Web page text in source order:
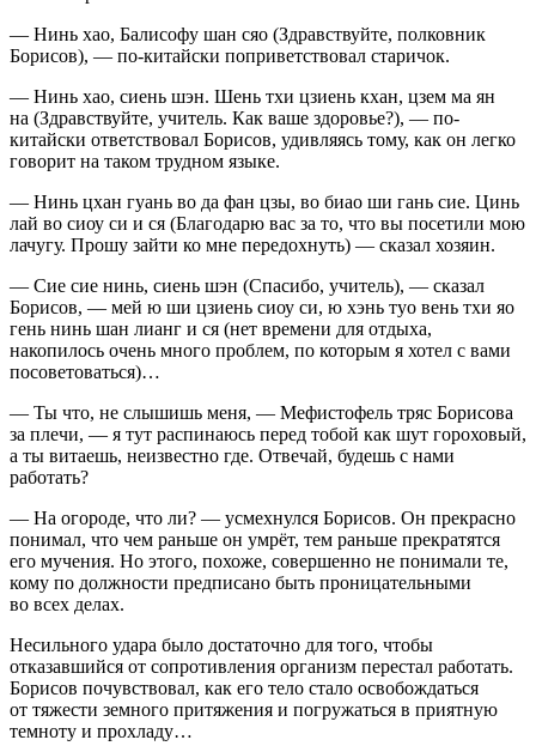
— Нинь хао, Балисофу шан сяо (Здравствуйте, полковник
Борисов), — по-китайски поприветствовал старичок.
— Нинь хао, сиень шэн. Шень тхи цзиень кхан, цзем ма ян
на (Здравствуйте, учитель. Как ваше здоровье?), — по-
китайски ответствовал Борисов, удивляясь тому, как он легко
говорит на таком трудном языке.
— Нинь цхан гуань во да фан цзы, во биао ши гань сие. Цинь
лай во сиоу си и ся (Благодарю вас за то, что вы посетили мою
лачугу. Прошу зайти ко мне передохнуть) — сказал хозяин.
— Сие сие нинь, сиень шэн (Спасибо, учитель), — сказал
Борисов, — мей ю ши цзиень сиоу си, ю хэнь туо вень тхи яо
гень нинь шан лианг и ся (нет времени для отдыха,
накопилось очень много проблем, по которым я хотел с вами
посоветоваться)…
— Ты что, не слышишь меня, — Мефистофель тряс Борисова
за плечи, — я тут распинаюсь перед тобой как шут гороховый,
а ты витаешь, неизвестно где. Отвечай, будешь с нами
работать?
— На огороде, что ли? — усмехнулся Борисов. Он прекрасно
понимал, что чем раньше он умрёт, тем раньше прекратятся
его мучения. Но этого, похоже, совершенно не понимали те,
кому по должности предписано быть проницательными
во всех делах.
Несильного удара было достаточно для того, чтобы
отказавшийся от сопротивления организм перестал работать.
Борисов почувствовал, как его тело стало освобождаться
от тяжести земного притяжения и погружаться в приятную
темноту и прохладу…